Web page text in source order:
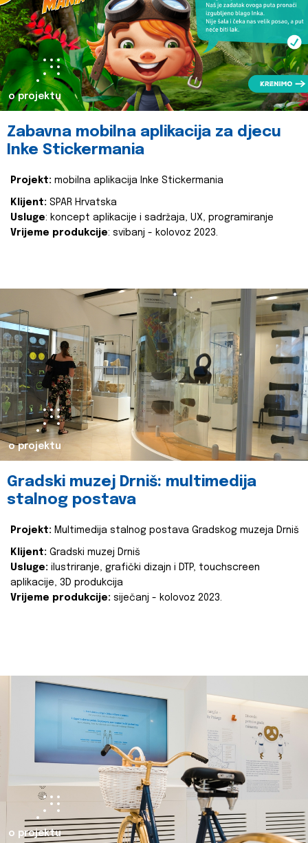
o projektu
Zabavna mobilna aplikacija za djecu
Inke Stickermania
Projekt: mobilna aplikacija Inke Stickermania
Klijent: SPAR Hrvatska
Usluge: koncept aplikacije i sadržaja, UX, programiranje
Vrijeme produkcije: svibanj - kolovoz 2023.
o projektu
Gradski muzej Drniš: multimedija
stalnog postava
Projekt: Multimedija stalnog postava Gradskog muzeja Drniš
Klijent: Gradski muzej Drniš
Usluge: ilustriranje, grafički dizajn i DTP, touchscreen
aplikacije, 3D produkcija
Vrijeme produkcije: siječanj - kolovoz 2023.
o projektu